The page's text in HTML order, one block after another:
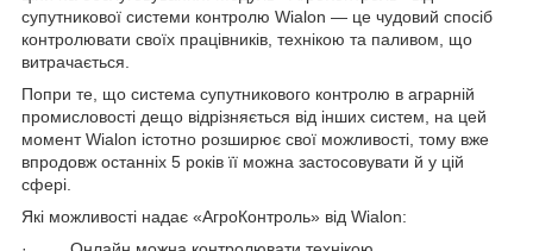
супутникової системи контролю Wialon — це чудовий спосіб
контролювати своїх працівників, технікою та паливом, що
витрачається.
Попри те, що система супутникового контролю в аграрній
промисловості дещо відрізняється від інших систем, на цей
момент Wialon істотно розширює свої можливості, тому вже
впродовж останніх 5 років її можна застосовувати й у цій
сфері.
Які можливості надає «АгроКонтроль» від Wialon: